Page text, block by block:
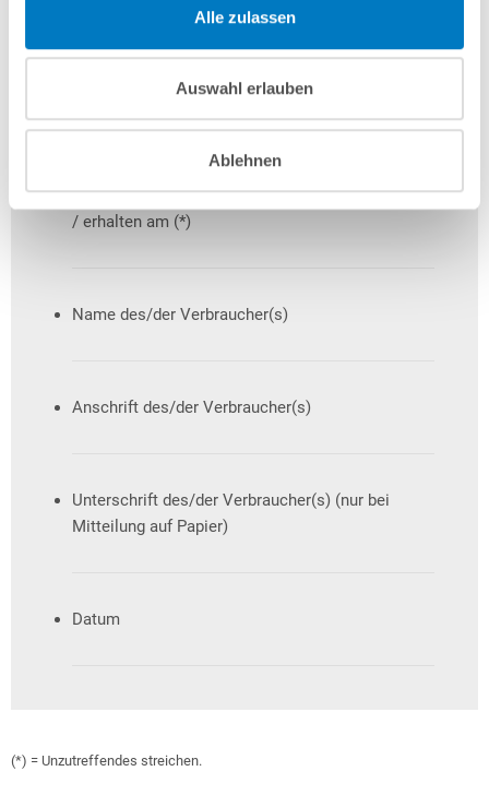
Alle zulassen
Auswahl erlauben
Ablehnen
Bestellt am (*)
/ erhalten am (*)
Name des/der Verbraucher(s)
Anschrift des/der Verbraucher(s)
Unterschrift des/der Verbraucher(s) (nur bei
Mitteilung auf Papier)
Datum
(*) = Unzutreffendes streichen.